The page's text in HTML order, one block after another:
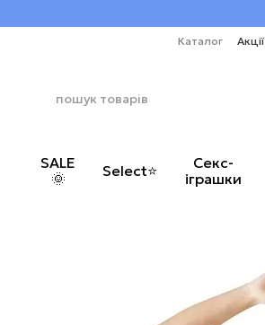
Каталог Акції
SALE
🌞
Select⭐
Секс-
іграшки